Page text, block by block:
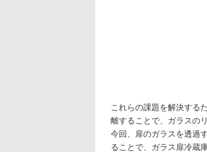
これらの課題を解決する
離することで、ガラスの
今回、扉のガラスを透過
ることで、ガラス扉冷蔵